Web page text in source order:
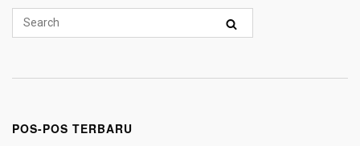
POS-POS TERBARU